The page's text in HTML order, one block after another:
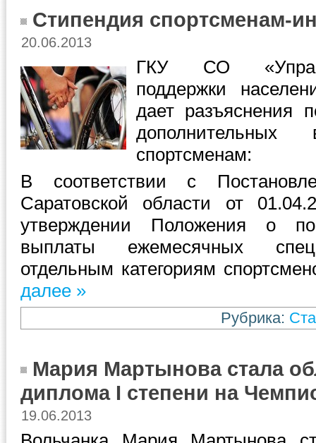
Стипендия спортсменам-
20.06.2013
ГКУ СО
поддержки
дает разъяснения
дополнительных
спортсменам:
В соответствии с
Саратовской области от
утверждении Положения о
выплаты ежемесячных
отдельным категориям
далее »
Рубрика:
Мария Мартынова стала
диплома I степени на
19.06.2013